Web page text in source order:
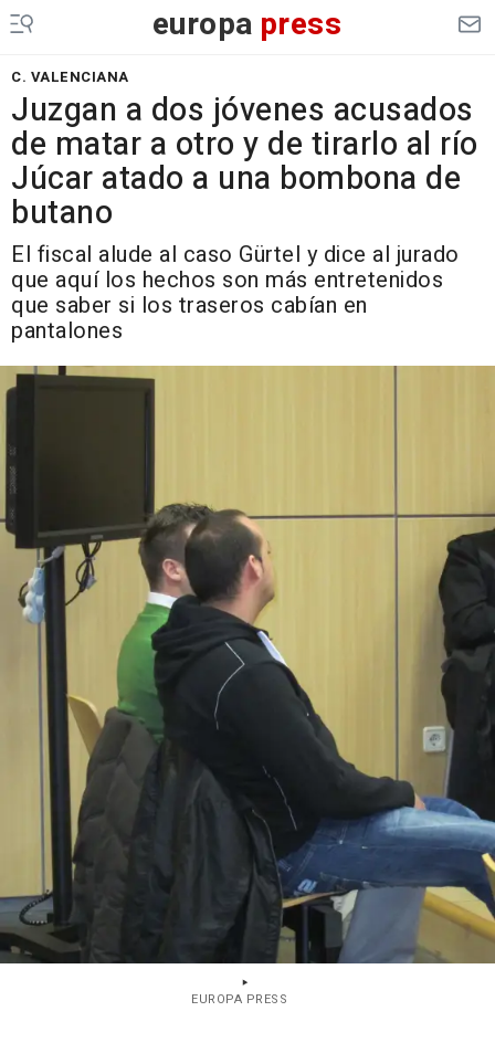
europa press
C. VALENCIANA
Juzgan a dos jóvenes acusados
de matar a otro y de tirarlo al río
Júcar atado a una bombona de
butano
El fiscal alude al caso Gürtel y dice al jurado
que aquí los hechos son más entretenidos
que saber si los traseros cabían en
pantalones
EUROPA PRESS